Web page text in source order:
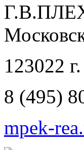
123022
8 (495)
mpek-